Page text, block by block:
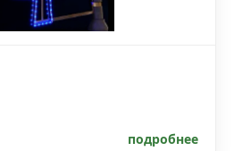
подробнее